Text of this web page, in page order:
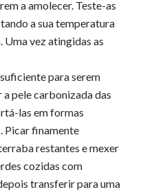
a amolecer. Teste-as
a sua temperatura
Uma vez atingidas as
para serem
a pele carbonizada das
las em formas
Picar finamente
restantes e mexer
cozidas com
transferir para uma